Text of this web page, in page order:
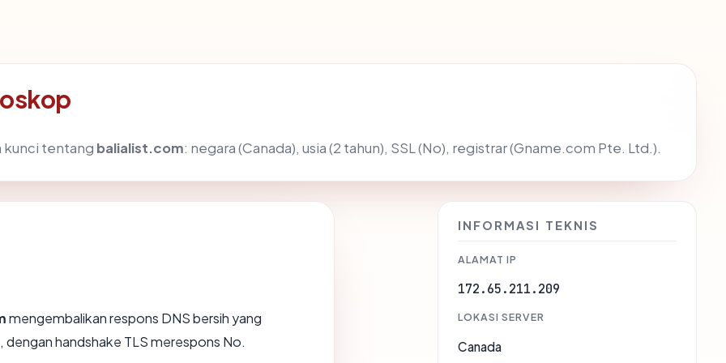
kunci tentang balialist.com: negara (Canada), usia (2 tahun), SSL (No), registrar (Gname.com Pte. Ltd.).
mengembalikan respons DNS bersih yang
handshake TLS merespons No.
INFORMASI TEKNIS
ALAMAT IP
172.65.211.209
LOKASI SERVER
Canada